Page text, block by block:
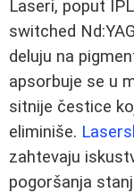
Laseri, poput
switched
deluju na
apsorbuje se u
sitnije čestice
eliminiše.
zahtevaju
pogoršanja